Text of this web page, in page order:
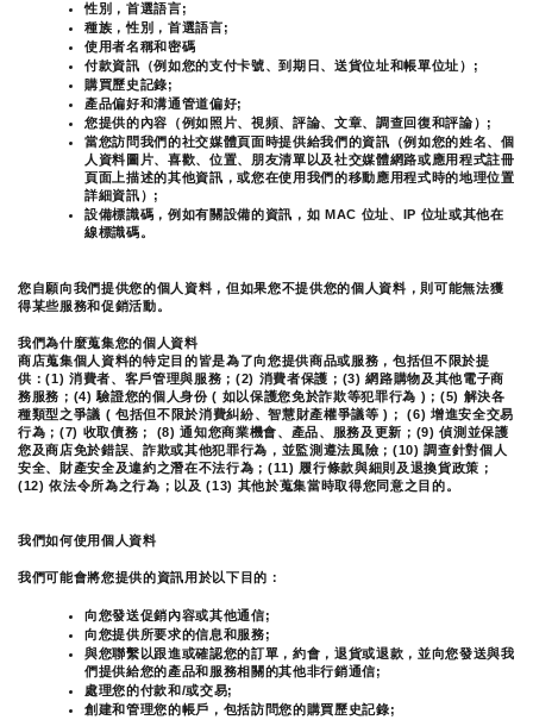
性別，首選語言;
種族，性別，首選語言;
使用者名稱和密碼
付款資訊（例如您的支付卡號、到期日、送貨位址和帳單位址）;
購買歷史記錄;
產品偏好和溝通管道偏好;
您提供的內容（例如照片、視頻、評論、文章、調查回復和評論）;
當您訪問我們的社交媒體頁面時提供給我們的資訊（例如您的姓名、個
人資料圖片、喜歡、位置、朋友清單以及社交媒體網路或應用程式註冊
頁面上描述的其他資訊，或您在使用我們的移動應用程式時的地理位置
詳細資訊）;
設備標識碼，例如有關設備的資訊，如 MAC 位址、IP 位址或其他在
線標識碼。
您自願向我們提供您的個人資料，但如果您不提供您的個人資料，則可能無法獲
得某些服務和促銷活動。
我們為什麼蒐集您的個人資料
商店蒐集個人資料的特定目的皆是為了向您提供商品或服務，包括但不限於提
供：(1) 消費者、客戶管理與服務；(2) 消費者保護；(3) 網路購物及其他電子商
務服務；(4) 驗證您的個人身份 ( 如以保護您免於詐欺等犯罪行為 )；(5) 解決各
種類型之爭議 ( 包括但不限於消費糾紛、智慧財產權爭議等 )； (6) 增進安全交易
行為；(7) 收取債務； (8) 通知您商業機會、產品、服務及更新；(9) 偵測並保護
您及商店免於錯誤、詐欺或其他犯罪行為，並監測遵法風險；(10) 調查針對個人
安全、財產安全及違約之潛在不法行為；(11) 履行條款與細則及退換貨政策；
(12) 依法令所為之行為；以及 (13) 其他於蒐集當時取得您同意之目的。
我們如何使用個人資料
我們可能會將您提供的資訊用於以下目的：
向您發送促銷內容或其他通信;
向您提供所要求的信息和服務;
與您聯繫以跟進或確認您的訂單，約會，退貨或退款，並向您發送與我
們提供給您的產品和服務相關的其他非行銷通信;
處理您的付款和/或交易;
創建和管理您的帳戶，包括訪問您的購買歷史記錄;